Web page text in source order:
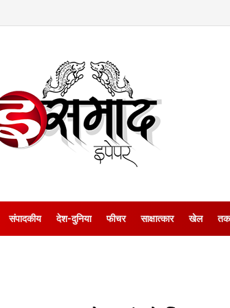
संपादकीय देश-दुनिया फीचर साक्षात्‍कार खेल